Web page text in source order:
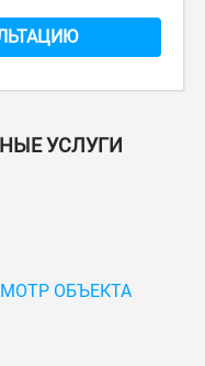
УСЛУГИ
ОБЪЕКТА